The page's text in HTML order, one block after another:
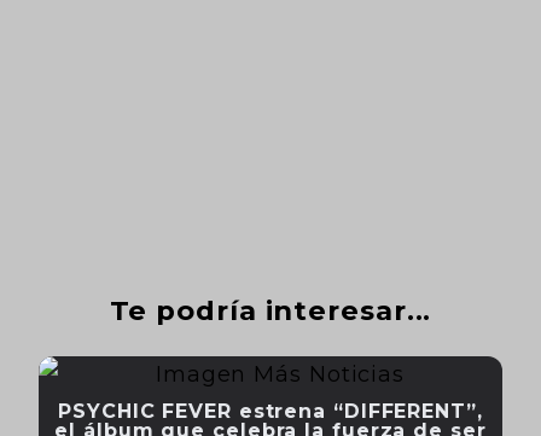
Te podría interesar...
PSYCHIC FEVER estrena “DIFFERENT”,
el álbum que celebra la fuerza de ser